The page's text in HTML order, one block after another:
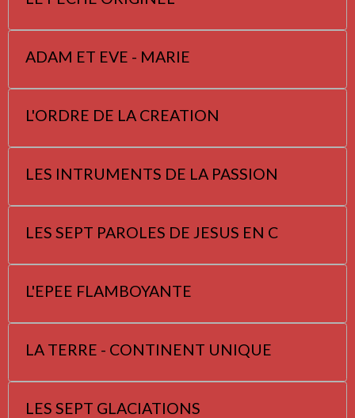
ADAM ET EVE - MARIE
L'ORDRE DE LA CREATION
LES INTRUMENTS DE LA PASSION
LES SEPT PAROLES DE JESUS EN C
L'EPEE FLAMBOYANTE
LA TERRE - CONTINENT UNIQUE
LES SEPT GLACIATIONS